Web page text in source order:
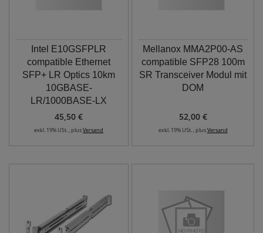
Intel E10GSFPLR
compatible Ethernet
SFP+ LR Optics 10km
10GBASE-
LR/1000BASE-LX
45,50 €
exkl. 19% USt. , plusVersand
Mellanox MMA2P00-AS
compatible SFP28 100m
SR Transceiver Modul mit
DOM
52,00 €
exkl. 19% USt. , plusVersand